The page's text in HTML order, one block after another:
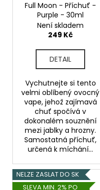
Full Moon - Příchuť -
Purple - 30ml
Není skladem
249 Kč
DETAIL
Vychutnejte si tento
velmi oblíbený ovocný
vape, jehož zajímavá
chuť spočívá v
dokonalém souznění
mezi jablky a hrozny.
Samostatná příchuť,
určená k míchání...
NELZE ZASLAT DO SK
SLEVA MIN. 2% PO